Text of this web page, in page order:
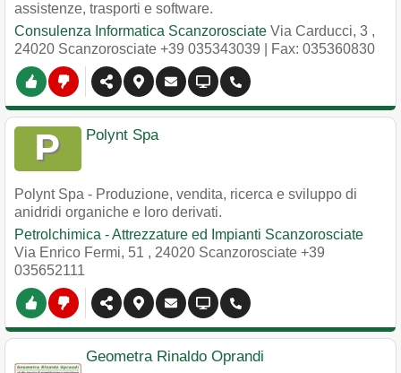
assistenze, trasporti e software.
Consulenza Informatica Scanzorosciate Via Carducci, 3 ,
24020 Scanzorosciate +39 035343039 | Fax: 035360830
Polynt Spa
Polynt Spa - Produzione, vendita, ricerca e sviluppo di
anidridi organiche e loro derivati.
Petrolchimica - Attrezzature ed Impianti Scanzorosciate
Via Enrico Fermi, 51 , 24020 Scanzorosciate +39
035652111
Geometra Rinaldo Oprandi